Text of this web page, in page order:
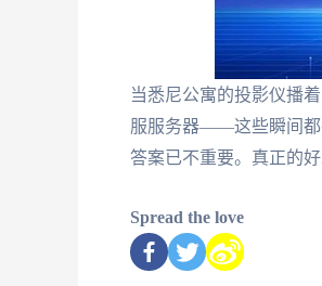
当悉尼公寓的投影仪播
服服务器——这些瞬间都
答案已不重要。真正的
Spread the love